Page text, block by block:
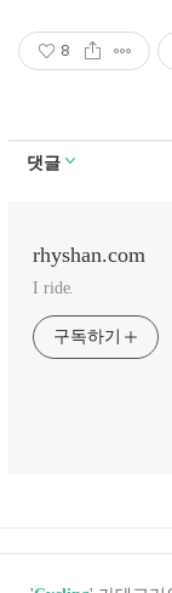
8
댓글
rhyshan.com
I ride.
구독하기